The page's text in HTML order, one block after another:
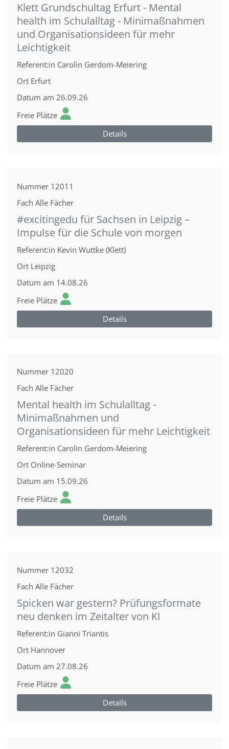
Klett Grundschultag Erfurt - Mental
health im Schulalltag - Minimaßnahmen
und Organisationsideen für mehr
Leichtigkeit
Referent:in Carolin Gerdom-Meiering
Ort Erfurt
Datum am 26.09.26
Freie Plätze
Details
Nummer 12011
Fach Alle Fächer
#excitingedu für Sachsen in Leipzig –
Impulse für die Schule von morgen
Referent:in Kevin Wuttke (Klett)
Ort Leipzig
Datum am 14.08.26
Freie Plätze
Details
Nummer 12020
Fach Alle Fächer
Mental health im Schulalltag -
Minimaßnahmen und
Organisationsideen für mehr Leichtigkeit
Referent:in Carolin Gerdom-Meiering
Ort Online-Seminar
Datum am 15.09.26
Freie Plätze
Details
Nummer 12032
Fach Alle Fächer
Spicken war gestern? Prüfungsformate
neu denken im Zeitalter von KI
Referent:in Gianni Triantis
Ort Hannover
Datum am 27.08.26
Freie Plätze
Details